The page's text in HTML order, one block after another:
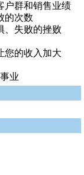
户群和销售业绩
的次数
、失败的挫败
您的收入加大
业